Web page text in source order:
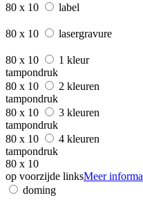
80 x 10 label
80 x 10 lasergravure
80 x 10
1 kleur
tampondruk
80 x 10
2 kleuren
tampondruk
80 x 10
3 kleuren
tampondruk
80 x 10
4 kleuren
tampondruk
80 x 10
op voorzijde linksMeer
doming